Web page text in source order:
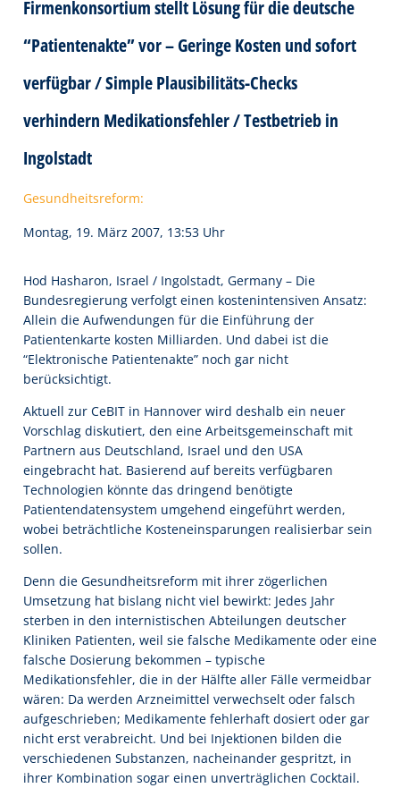
Firmenkonsortium stellt Lösung für die deutsche
“Patientenakte” vor – Geringe Kosten und sofort
verfügbar / Simple Plausibilitäts-Checks
verhindern Medikationsfehler / Testbetrieb in
Ingolstadt
Gesundheitsreform:
Montag, 19. März 2007, 13:53 Uhr
Hod Hasharon, Israel / Ingolstadt, Germany – Die
Bundesregierung verfolgt einen kostenintensiven Ansatz:
Allein die Aufwendungen für die Einführung der
Patientenkarte kosten Milliarden. Und dabei ist die
“Elektronische Patientenakte” noch gar nicht
berücksichtigt.
Aktuell zur CeBIT in Hannover wird deshalb ein neuer
Vorschlag diskutiert, den eine Arbeitsgemeinschaft mit
Partnern aus Deutschland, Israel und den USA
eingebracht hat. Basierend auf bereits verfügbaren
Technologien könnte das dringend benötigte
Patientendatensystem umgehend eingeführt werden,
wobei beträchtliche Kosteneinsparungen realisierbar sein
sollen.
Denn die Gesundheitsreform mit ihrer zögerlichen
Umsetzung hat bislang nicht viel bewirkt: Jedes Jahr
sterben in den internistischen Abteilungen deutscher
Kliniken Patienten, weil sie falsche Medikamente oder eine
falsche Dosierung bekommen – typische
Medikationsfehler, die in der Hälfte aller Fälle vermeidbar
wären: Da werden Arzneimittel verwechselt oder falsch
aufgeschrieben; Medikamente fehlerhaft dosiert oder gar
nicht erst verabreicht. Und bei Injektionen bilden die
verschiedenen Substanzen, nacheinander gespritzt, in
ihrer Kombination sogar einen unverträglichen Cocktail.